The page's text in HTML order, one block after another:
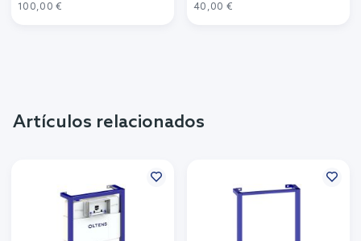
100,00 €
40,00 €
Artículos relacionados